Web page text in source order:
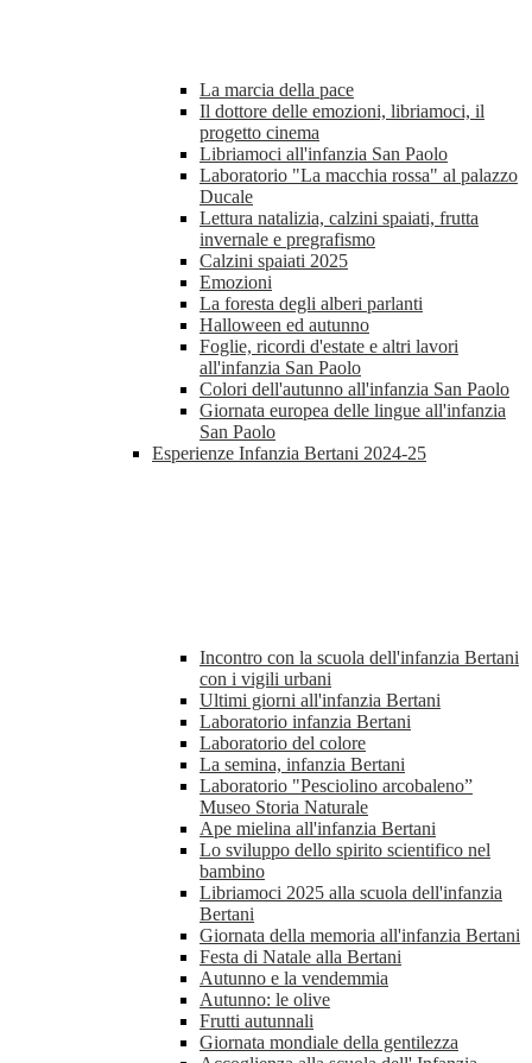
La marcia della pace
Il dottore delle emozioni, libriamoci, il
progetto cinema
Libriamoci all'infanzia San Paolo
Laboratorio "La macchia rossa" al palazzo
Ducale
Lettura natalizia, calzini spaiati, frutta
invernale e pregrafismo
Calzini spaiati 2025
Emozioni
La foresta degli alberi parlanti
Halloween ed autunno
Foglie, ricordi d'estate e altri lavori
all'infanzia San Paolo
Colori dell'autunno all'infanzia San Paolo
Giornata europea delle lingue all'infanzia
San Paolo
Esperienze Infanzia Bertani 2024-25
Incontro con la scuola dell'infanzia Bertani
con i vigili urbani
Ultimi giorni all'infanzia Bertani
Laboratorio infanzia Bertani
Laboratorio del colore
La semina, infanzia Bertani
Laboratorio "Pesciolino arcobaleno”
Museo Storia Naturale
Ape mielina all'infanzia Bertani
Lo sviluppo dello spirito scientifico nel
bambino
Libriamoci 2025 alla scuola dell'infanzia
Bertani
Giornata della memoria all'infanzia Bertani
Festa di Natale alla Bertani
Autunno e la vendemmia
Autunno: le olive
Frutti autunnali
Giornata mondiale della gentilezza